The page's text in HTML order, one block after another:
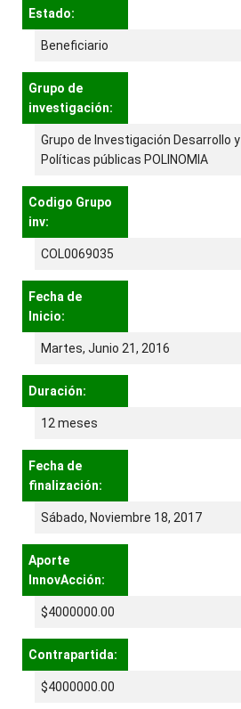
Estado:
Beneficiario
Grupo de
investigación:
Grupo de Investigación Desarrollo y
Políticas públicas POLINOMIA
Codigo Grupo
inv:
COL0069035
Fecha de
Inicio:
Martes, Junio 21, 2016
Duración:
12 meses
Fecha de
finalización:
Sábado, Noviembre 18, 2017
Aporte
InnovAcción:
$4000000.00
Contrapartida:
$4000000.00